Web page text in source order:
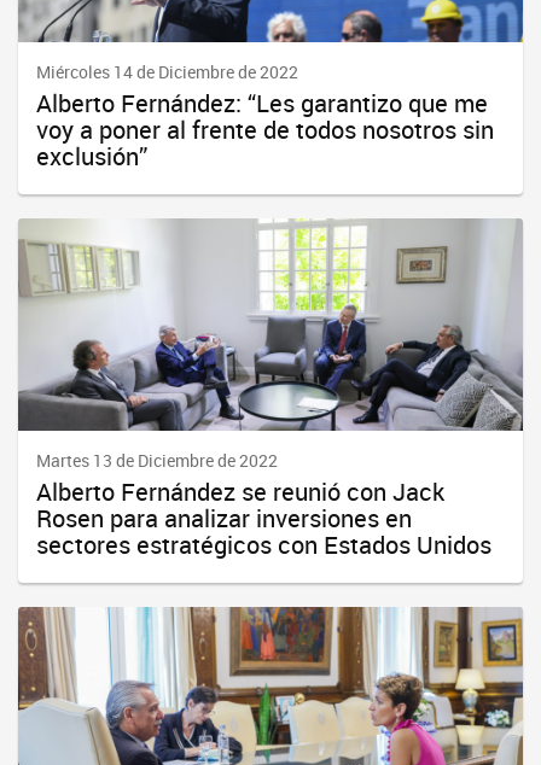
Miércoles 14 de Diciembre de 2022
Alberto Fernández: “Les garantizo que me
voy a poner al frente de todos nosotros sin
exclusión”
Martes 13 de Diciembre de 2022
Alberto Fernández se reunió con Jack
Rosen para analizar inversiones en
sectores estratégicos con Estados Unidos